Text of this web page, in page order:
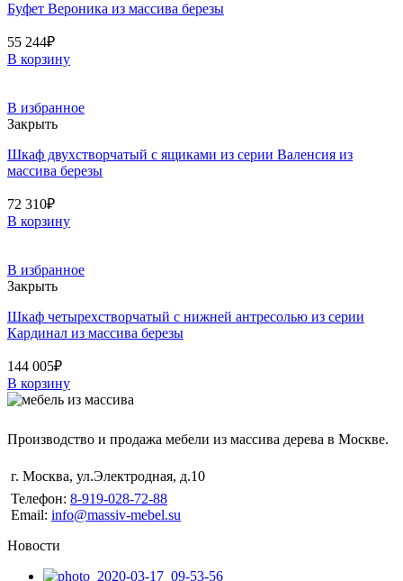
Буфет Вероника из массива березы
55 244₽
В корзину
В избранное
Закрыть
Шкаф двухстворчатый с ящиками из серии Валенсия из
массива березы
72 310₽
В корзину
В избранное
Закрыть
Шкаф четырехстворчатый с нижней антресолью из серии
Кардинал из массива березы
144 005₽
В корзину
Производство и продажа мебели из массива дерева в Москве.
г. Москва, ул.Электродная, д.10
Телефон: 8-919-028-72-88
Email: info@massiv-mebel.su
Новости